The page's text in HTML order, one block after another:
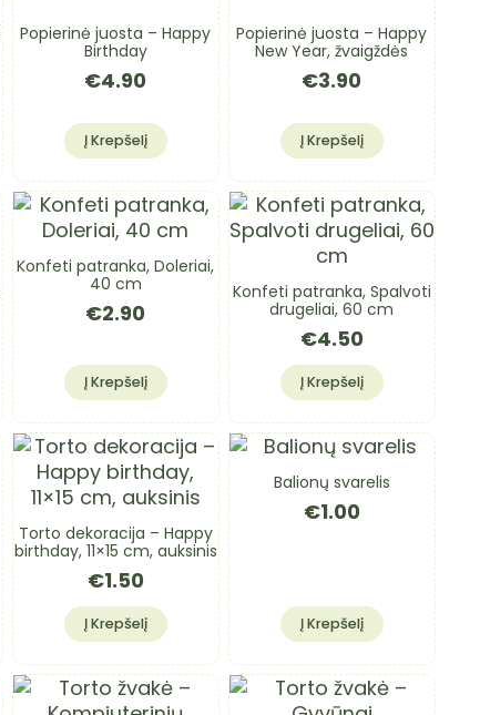
Popierinė juosta – Happy
Birthday
€4.90
Į Krepšelį
Popierinė juosta – Happy
New Year, žvaigždės
€3.90
Į Krepšelį
Konfeti patranka, Doleriai,
40 cm
€2.90
Į Krepšelį
Konfeti patranka, Spalvoti
drugeliai, 60 cm
€4.50
Į Krepšelį
Torto dekoracija – Happy
birthday, 11×15 cm, auksinis
€1.50
Į Krepšelį
Balionų svarelis
€1.00
Į Krepšelį